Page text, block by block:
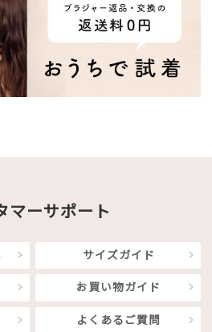
マーサポート
サイズガイド
お買い物ガイド
よくあるご質問